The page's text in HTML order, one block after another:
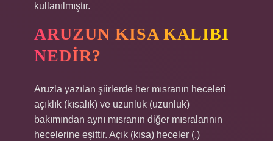
kullanılmıştır.
ARUZUN KISA KALIBI
NEDIR?
Aruzla yazılan şiirlerde her mısranın heceleri
açıklık (kısalık) ve uzunluk (uzunluk)
bakımından aynı mısranın diğer mısralarının
hecelerine eşittir. Açık (kısa) heceler (.)